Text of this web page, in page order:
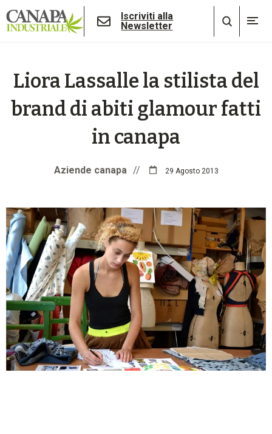
Iscriviti alla
Newsletter
Liora Lassalle la stilista del
brand di abiti glamour fatti
in canapa
Aziende canapa // 29 Agosto 2013